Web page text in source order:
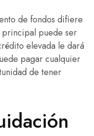
de fondos difiere
puede ser
elevada le dará
pagar cualquier
de tener